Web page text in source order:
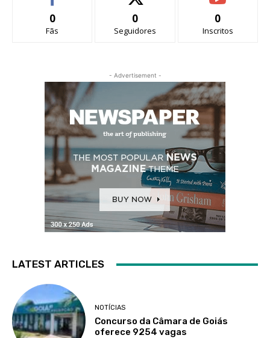
0
Fãs
0
Seguidores
0
Inscritos
- Advertisement -
LATEST ARTICLES
NOTÍCIAS
Concurso da Câmara de Goiás
oferece 9254 vagas